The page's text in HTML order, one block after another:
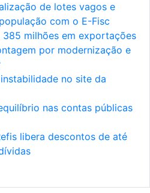
de lotes vagos e
com o E-Fisc
milhões em exportações
por modernização e
no site da
nas contas públicas
libera descontos de até